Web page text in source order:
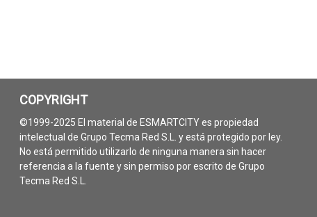
COPYRIGHT
©1999-2025 El material de ESMARTCITY es propiedad
intelectual de Grupo Tecma Red S.L. y está protegido por ley.
No está permitido utilizarlo de ninguna manera sin hacer
referencia a la fuente y sin permiso por escrito de Grupo
Tecma Red S.L.